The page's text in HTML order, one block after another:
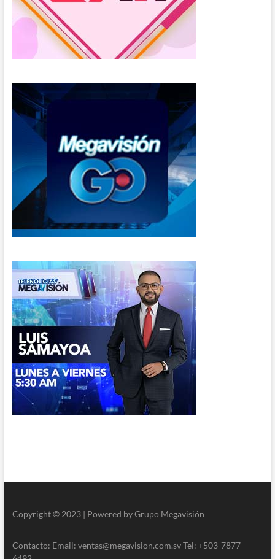
Copyright © 2023 | Powered by Grupo Megavisión
Contacto: Email: ventas@megavision.com.sv Tel: +503-7877-